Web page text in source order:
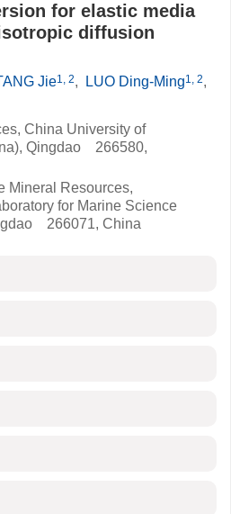
for elastic media
diffusion
Jie1, 2, LUO Ding-Ming1, 2,
China University of
Qingdao 266580,
Mineral Resources,
for Marine Science
266071, China